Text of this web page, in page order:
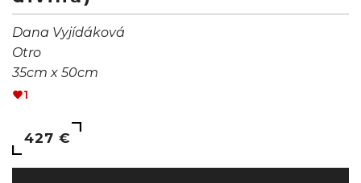
Dana Vyjídáková
Otro
35cm x 50cm
1
427 €